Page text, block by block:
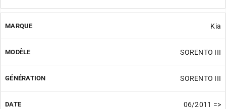
Kia
SORENTO III
SORENTO III
06/2011 =>